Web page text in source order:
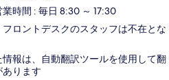
時間 : 毎日 8:30 ～ 17:30
ロントデスクのスタッフは不在とな
報は、自動翻訳ツールを使用して翻
ります